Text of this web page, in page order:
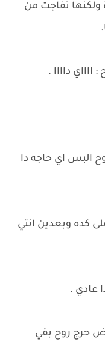
ولكنها تفاجت من
داااا .
البس اي حاجه دا
كده وبعدين انتي
عادي .
حرج روح بقي